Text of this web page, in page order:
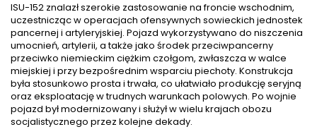
ISU-152 znalazł szerokie zastosowanie na froncie wschodnim,
uczestnicząc w operacjach ofensywnych sowieckich jednostek
pancernej i artyleryjskiej. Pojazd wykorzystywano do niszczenia
umocnień, artylerii, a także jako środek przeciwpancerny
przeciwko niemieckim ciężkim czołgom, zwłaszcza w walce
miejskiej i przy bezpośrednim wsparciu piechoty. Konstrukcja
była stosunkowo prosta i trwała, co ułatwiało produkcję seryjną
oraz eksploatację w trudnych warunkach polowych. Po wojnie
pojazd był modernizowany i służył w wielu krajach obozu
socjalistycznego przez kolejne dekady.